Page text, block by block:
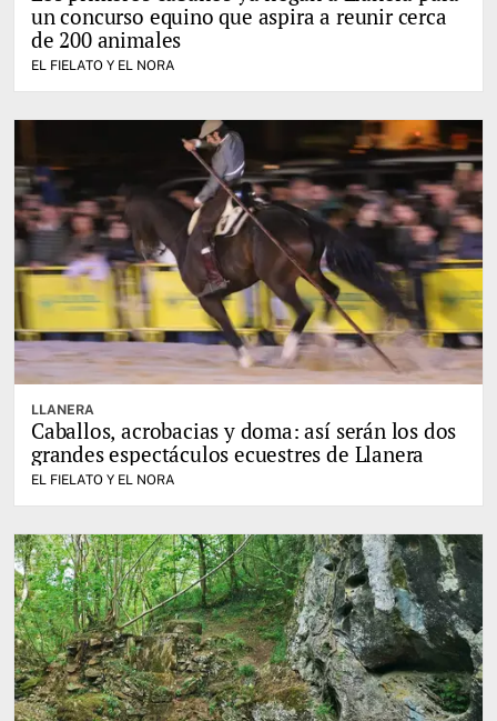
un concurso equino que aspira a reunir cerca
de 200 animales
EL FIELATO Y EL NORA
LLANERA
Caballos, acrobacias y doma: así serán los dos
grandes espectáculos ecuestres de Llanera
EL FIELATO Y EL NORA